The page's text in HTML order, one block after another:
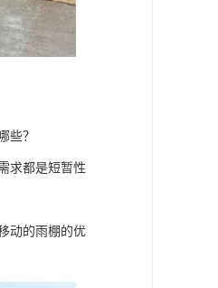
些？
求都是短暂性
动的雨棚的优